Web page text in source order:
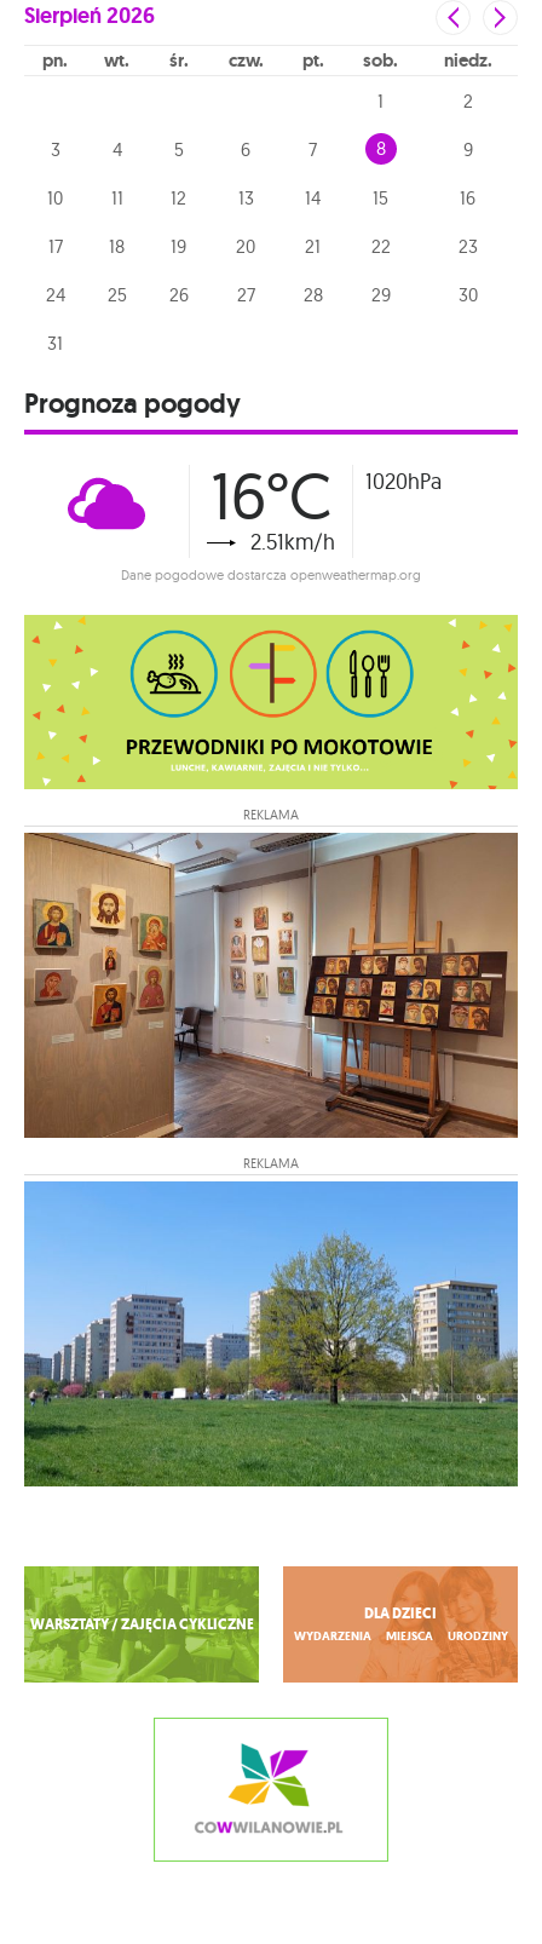
Sierpień2026
pn wt śr czw pt sob niedz
1 2
3 4 5 6 7 8 9
10 11 12 13 14 15 16
17 18 19 20 21 22 23
24 25 26 27 28 29 30
31
Prognoza pogody
16°C
2.51km/h
1020hPa
Dane pogodowe dostarcza openweathermap.org
REKLAMA
REKLAMA
Zobacz więcej
WARSZTATY / ZAJĘCIA CYKLICZNE
DLA DZIECI
WYDARZENIA MIEJSCA URODZINY